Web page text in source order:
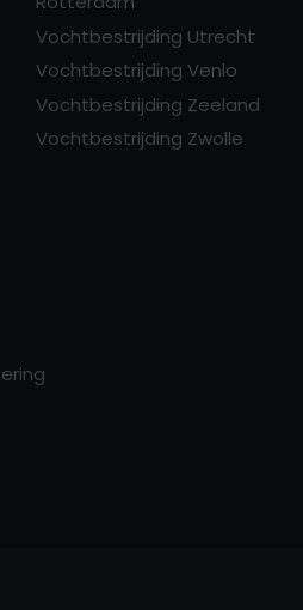
Vochtbestrijding Utrecht
Vochtbestrijding Venlo
Vochtbestrijding Zeeland
Vochtbestrijding Zwolle